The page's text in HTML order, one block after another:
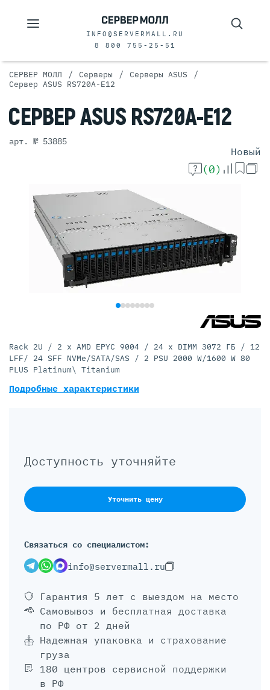
INFO@SERVERMALL.RU
8 800 755-25-51
СЕРВЕР МОЛЛ / Серверы / Серверы ASUS /
Сервер ASUS RS720A-E12
СЕРВЕРASUS RS720A-E12
арт. № 53885
Новый
(0)
Доступность уточняйте
Уточнить цену
Связаться со специалистом:
info@servermall.ru
Гарантия 5 лет с выездом на место
Самовывоз и бесплатная доставка
по РФ от 2 дней
Надежная упаковка и страхование
груза
180 центров сервисной поддержки
в РФ
Rack 2U / 2 x AMD EPYC 9004 / 24 x DIMM 3072 ГБ / 12
LFF/ 24 SFF NVMe/SATA/SAS / 2 PSU 2000 W/1600 W 80
PLUS Platinum\ Titanium
Подробные характеристики